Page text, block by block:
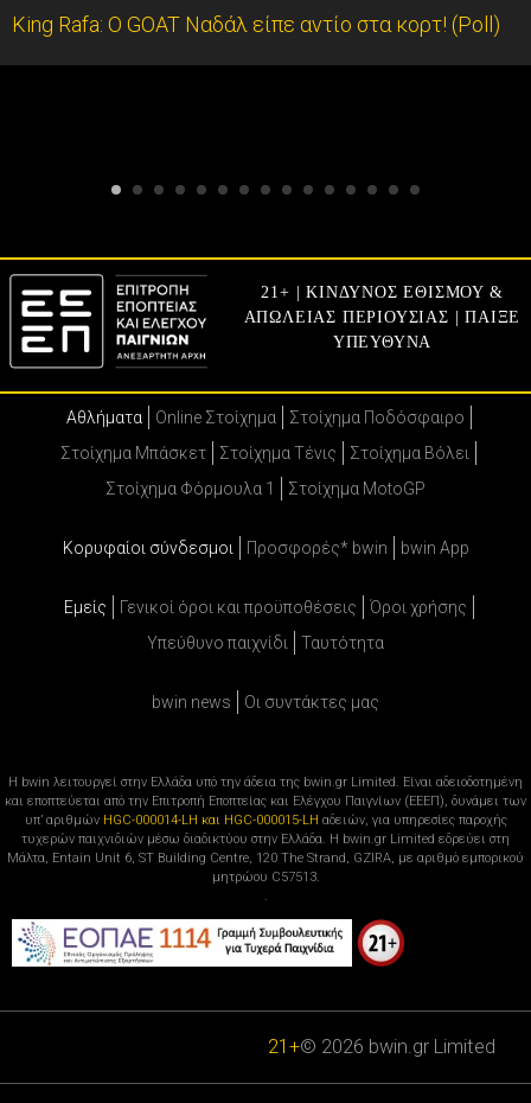
King Rafa: O GOAT Ναδάλ είπε αντίο στα κορτ! (Poll)
21+ | ΚΙΝΔΥΝΟΣ ΕΘΙΣΜΟΥ &
ΑΠΩΛΕΙΑΣ ΠΕΡΙΟΥΣΙΑΣ | ΠΑΙΞΕ
ΥΠΕΥΘΥΝΑ
Αθλήματα Online Στοίχημα
Στοίχημα Ποδόσφαιρο
Στοίχημα Μπάσκετ
Στοίχημα Τένις
Στοίχημα Βόλει
Στοίχημα Φόρμουλα 1
Στοίχημα MotoGP
Κορυφαίοι σύνδεσμοι Προσφορές* bwin bwin App
Εμείς Γενικοί όροι και προϋποθέσεις
Όροι χρήσης
Υπεύθυνο παιχνίδι
Ταυτότητα
bwin news Oι συντάκτες μας
Η bwin λειτουργεί στην Ελλάδα υπό την άδεια της bwin.gr Limited. Είναι αδειοδοτημένη
και εποπτεύεται από την Επιτροπή Εποπτείας και Ελέγχου Παιγνίων (ΕΕΕΠ), δυνάμει των
υπ’ αριθμών HGC-000014-LH και HGC-000015-LH αδειών, για υπηρεσίες παροχής
τυχερών παιχνιδιών μέσω διαδικτύου στην Ελλάδα. Η bwin.gr Limited εδρεύει στη
Μάλτα, Entain Unit 6, ST Building Centre, 120 The Strand, GZIRA, με αριθμό εμπορικού
μητρώου C57513.
.
21+© 2026 bwin.gr Limited